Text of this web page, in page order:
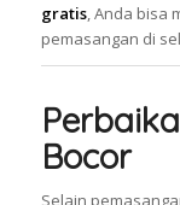
gratis, Anda bisa
pemasangan di
Bocor
Selain